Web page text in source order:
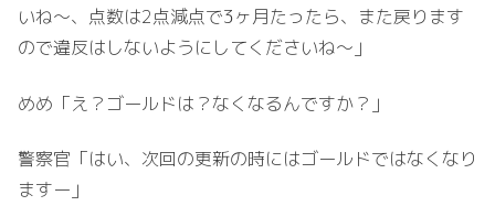
いね～、点数は2点減点で3ヶ月たったら、また戻ります
ので違反はしないようにしてくださいね～」
めめ「え？ゴールドは？なくなるんですか？」
警察官「はい、次回の更新の時にはゴールドではなくなり
ますー」